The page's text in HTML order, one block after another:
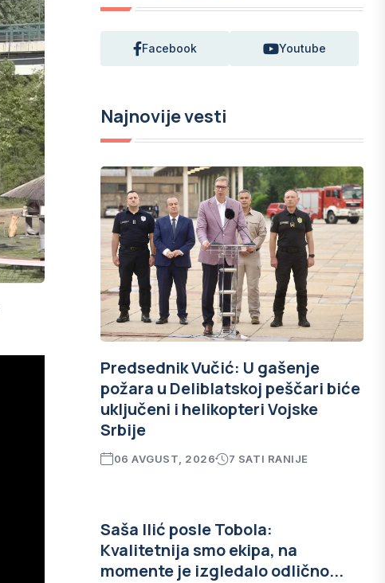
Facebook Youtube
Najnovije vesti
Predsednik Vučić: U gašenje
požara u Deliblatskoj peščari biće
uključeni i helikopteri Vojske
Srbije
06 AVGUST, 2026 7 SATI RANIJE
Saša Ilić posle Tobola:
Kvalitetnija smo ekipa, na
momente je izgledalo odlično...